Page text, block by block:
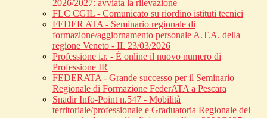
2026/2027: avviata la rilevazione
FLC CGIL - Comunicato su riordino istituti tecnici
FEDER ATA - Seminario regionale di
formazione/aggiornamento personale A.T.A. della
regione Veneto - IL 23/03/2026
Professione i.r. - È online il nuovo numero di
Professione IR
FEDERATA - Grande successo per il Seminario
Regionale di Formazione FederATA a Pescara
Snadir Info-Point n.547 - Mobilità
territoriale/professionale e Graduatoria Regionale del